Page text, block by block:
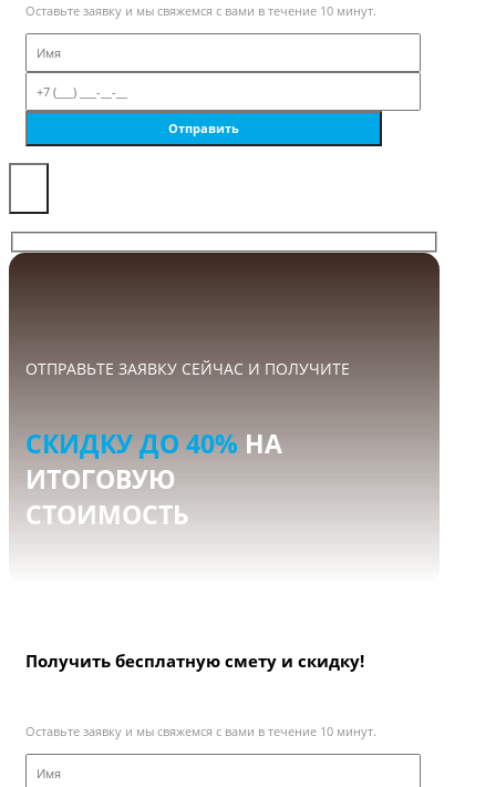
Оставьте заявку и мы свяжемся с вами в течение 10 минут.
ОТПРАВЬТЕ ЗАЯВКУ СЕЙЧАС И ПОЛУЧИТЕ
СКИДКУ ДО 40% НА
ИТОГОВУЮ
СТОИМОСТЬ
Получить бесплатную смету и скидку!
Оставьте заявку и мы свяжемся с вами в течение 10 минут.